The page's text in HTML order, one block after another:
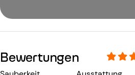
Bewertungen